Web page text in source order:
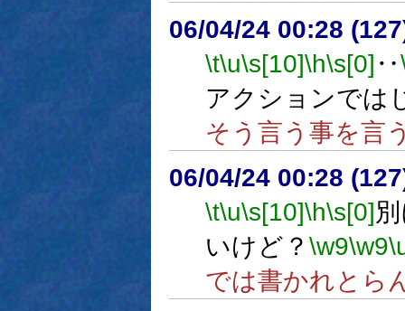
06/04/24 00:28
\t\u\s[10]\h\s[0] ‥
アクションでは
そう言う事を言
06/04/24 00:28
\t\u\s[10]\h\s[0]
いけど？ \w9\w9
では書かれとら